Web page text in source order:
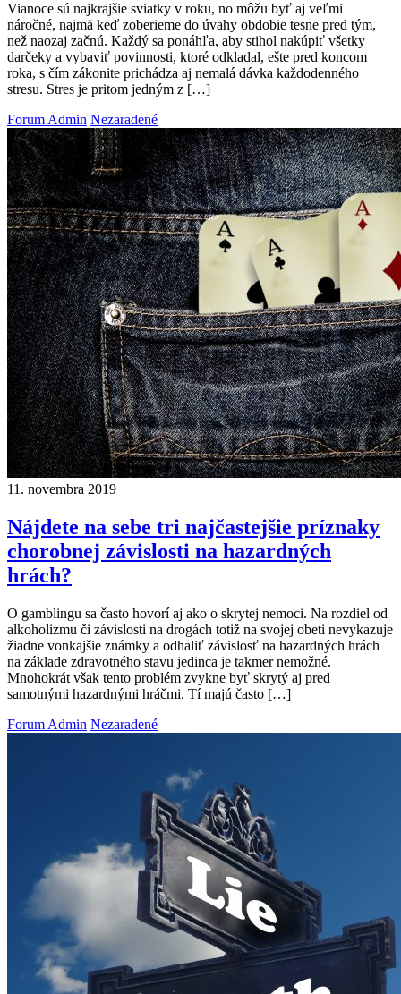
Vianoce sú najkrajšie sviatky v roku, no môžu byť aj veľmi
náročné, najmä keď zoberieme do úvahy obdobie tesne pred tým,
než naozaj začnú. Každý sa ponáhľa, aby stihol nakúpiť všetky
darčeky a vybaviť povinnosti, ktoré odkladal, ešte pred koncom
roka, s čím zákonite prichádza aj nemalá dávka každodenného
stresu. Stres je pritom jedným z […]
Forum Admin Nezaradené
11. novembra 2019
Nájdete na sebe tri najčastejšie príznaky
chorobnej závislosti na hazardných
hrách?
O gamblingu sa často hovorí aj ako o skrytej nemoci. Na rozdiel od
alkoholizmu či závislosti na drogách totiž na svojej obeti nevykazuje
žiadne vonkajšie známky a odhaliť závislosť na hazardných hrách
na základe zdravotného stavu jedinca je takmer nemožné.
Mnohokrát však tento problém zvykne byť skrytý aj pred
samotnými hazardnými hráčmi. Tí majú často […]
Forum Admin Nezaradené